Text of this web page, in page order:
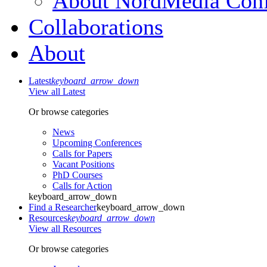
Collaborations
About
Latestkeyboard_arrow_down
View all Latest
Or browse categories
News
Upcoming Conferences
Calls for Papers
Vacant Positions
PhD Courses
Calls for Action
keyboard_arrow_down
Find a Researcherkeyboard_arrow_down
Resourceskeyboard_arrow_down
View all Resources
Or browse categories